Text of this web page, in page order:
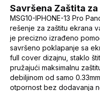
Savršena Zaštita za
MSG10-IPHONE-13 Pro
rešenje za zaštitu ekrana
je precizno izrađeno
savršeno poklapanje sa
full cover dizajnu, staklo
pružajući maksimalnu
debiljinom od samo
otpornost bez dodavanja